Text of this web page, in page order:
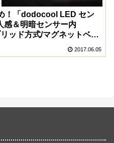
！「dodocool LED セン
感＆明暗センサー内
ッド方式/マグネットベー
なよく出来たLEDセンサー
2017.06.05